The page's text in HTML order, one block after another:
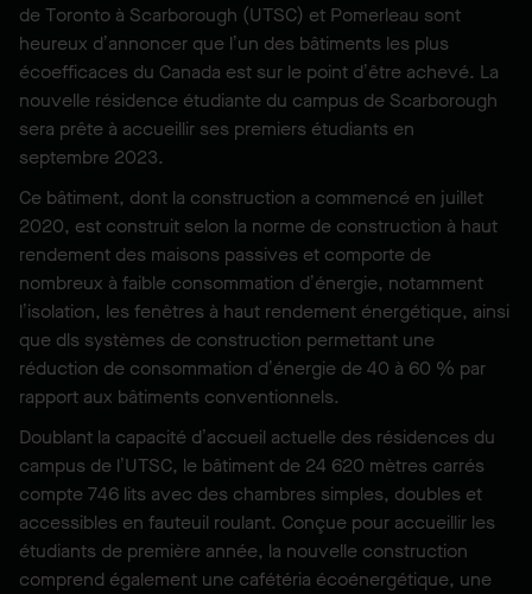
de Toronto à Scarborough (UTSC) et Pomerleau sont
heureux d’annoncer que l’un des bâtiments les plus
écoefficaces du Canada est sur le point d’être achevé. La
nouvelle résidence étudiante du campus de Scarborough
sera prête à accueillir ses premiers étudiants en
septembre 2023.
Ce bâtiment, dont la construction a commencé en juillet
2020, est construit selon la norme de construction à haut
rendement des maisons passives et comporte de
nombreux à faible consommation d’énergie, notamment
l’isolation, les fenêtres à haut rendement énergétique, ainsi
que dls systèmes de construction permettant une
réduction de consommation d’énergie de 40 à 60 % par
rapport aux bâtiments conventionnels.
Doublant la capacité d’accueil actuelle des résidences du
campus de l’UTSC, le bâtiment de 24 620 mètres carrés
compte 746 lits avec des chambres simples, doubles et
accessibles en fauteuil roulant. Conçue pour accueillir les
étudiants de première année, la nouvelle construction
comprend également une cafétéria écoénergétique, une